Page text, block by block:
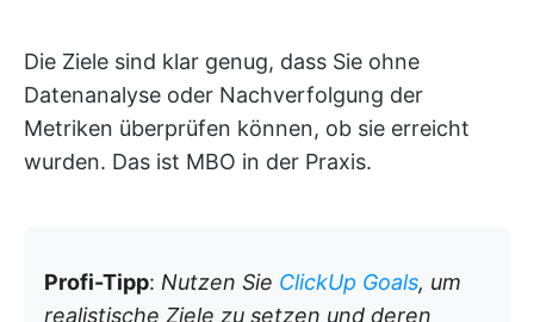
Die Ziele sind klar genug, dass Sie ohne
Datenanalyse oder Nachverfolgung der
Metriken überprüfen können, ob sie erreicht
wurden. Das ist MBO in der Praxis.
Profi-Tipp: Nutzen Sie ClickUp Goals, um
realistische Ziele zu setzen und deren